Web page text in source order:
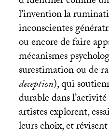
l’invention la
inconscientes
ou encore de faire
mécanismes
surestimation ou de
deception), qui
durable dans
artistes explorent,
leurs choix, et